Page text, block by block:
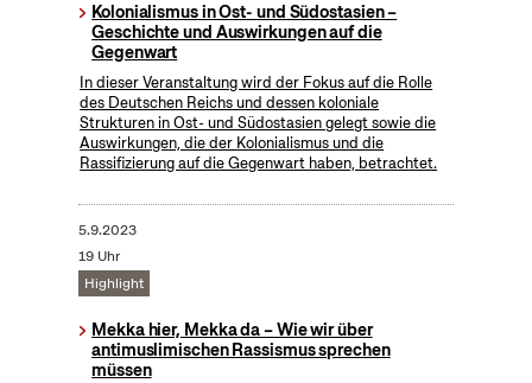
Kolonialismus in Ost- und Südostasien –
Geschichte und Auswirkungen auf die
Gegenwart
In dieser Veranstaltung wird der Fokus auf die Rolle
des Deutschen Reichs und dessen koloniale
Strukturen in Ost- und Südostasien gelegt sowie die
Auswirkungen, die der Kolonialismus und die
Rassifizierung auf die Gegenwart haben, betrachtet.
5.9.2023
19 Uhr
Highlight
Mekka hier, Mekka da – Wie wir über
antimuslimischen Rassismus sprechen
müssen